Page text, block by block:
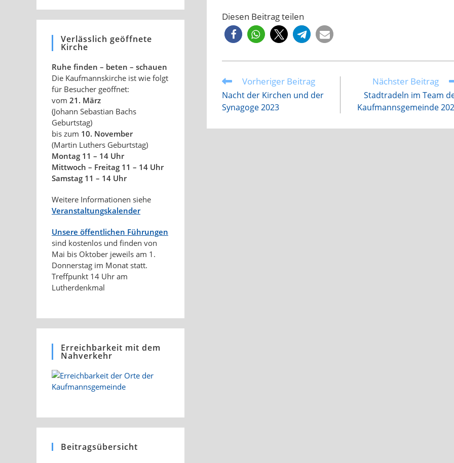
Diesen Beitrag teilen
Weitere
Artikel
ansehen
Vorheriger Beitrag
Nacht der Kirchen und der
Synagoge 2023
Nächster Beitrag
Stadtradeln im Team
Kaufmannsgemeinde
Verlässlich geöffnete
Kirche
Ruhe finden – beten – schauen
Die Kaufmannskirche ist wie folgt
für Besucher geöffnet:
vom 21. März
(Johann Sebastian Bachs
Geburtstag)
bis zum 10. November
(Martin Luthers Geburtstag)
Montag 11 – 14 Uhr
Mittwoch – Freitag 11 – 14 Uhr
Samstag 11 – 14 Uhr
Weitere Informationen siehe
Veranstaltungskalender
Unsere öffentlichen Führungen
sind kostenlos und finden von
Mai bis Oktober jeweils am 1.
Donnerstag im Monat statt.
Treffpunkt 14 Uhr am
Lutherdenkmal
Erreichbarkeit mit dem
Nahverkehr
Beitragsübersicht